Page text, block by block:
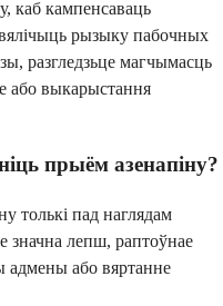
каб кампенсаваць
рызыку пабочных
разгледзьце магчымасць
або выкарыстання
прыём азенапіну?
толькі пад наглядам
значна лепш, раптоўнае
адмены або вяртанне